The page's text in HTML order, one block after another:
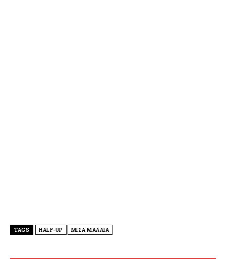
TAGS HALF-UP ΜΙΣΑ ΜΑΛΛΙΑ